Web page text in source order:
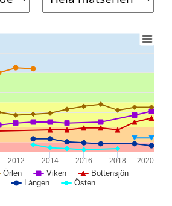
Örlen Viken
Bottensjön
Lången Östen
2012 2014 2016 2018 2020